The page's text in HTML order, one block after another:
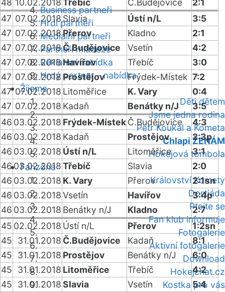
Business partneři
Hrdí partneři
Mediální partneři
Partneři mládeže
Reklamní nabídka
Hrdý partner - nabídka
Žijeme
Děti dětem
Jsme jedna rodina
Petr Koukal a Kometa
Chlapi ŽENÁM
Hokejová tombola
Fanzóna
Království Komety
Dortiáda
Ptejte se
Fan klub informuje
Fotogalerie
Aktivní fotogalerie
Download
Hokejchat.cz
Kostka pro vás
48 10.02.2018Třebíč Č.Budějovice
2:1
47 07.02.2018 Slavia Ústí n/L
3:5
47 07.02.2018Přerov Kladno
2:1
47 07.02.2018Č.Budějovice Vsetín
4:2
47 07.02.2018Havířov Třebíč
3:0
47 07.02.2018 Prostějov Frýdek-Místek 7:2
47 07.02.2018 Litoměřice K. Vary
0:4
47 07.02.2018 Kadaň Benátky n/J
3:5
46 03.02.2018 Frýdek-MístekČ.Budějovice
4:3
46 03.02.2018 Kadaň Prostějov
2:3p
46 03.02.2018 Ústí n/L Litoměřice
3:1
4603.02.2018Třebíč Slavia
2:0
46 03.02.2018 K. Vary Přerov
2:1sn
46 03.02.2018Vsetín Havířov
3:4p
46 03.02.2018 Benátky n/J Kladno
2:7
45 02.02.2018 Ústí n/L Přerov
1:2sn
45
31.01.2018 Č.Budějovice Kadaň
8:1
45
31.01.2018 Prostějov Benátky n/J
6:0
45
31.01.2018 Litoměřice Třebíč
4:2
45
31.01.2018Slavia Vsetín
5:4